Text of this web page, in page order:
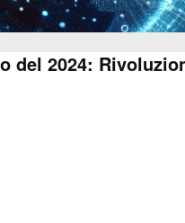
del 2024: